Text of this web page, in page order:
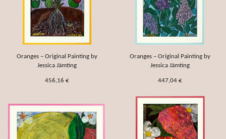
Oranges – Original Painting by
Jessica Jämting
456,16 €
Oranges – Original Painting by
Jessica Jämting
447,04 €